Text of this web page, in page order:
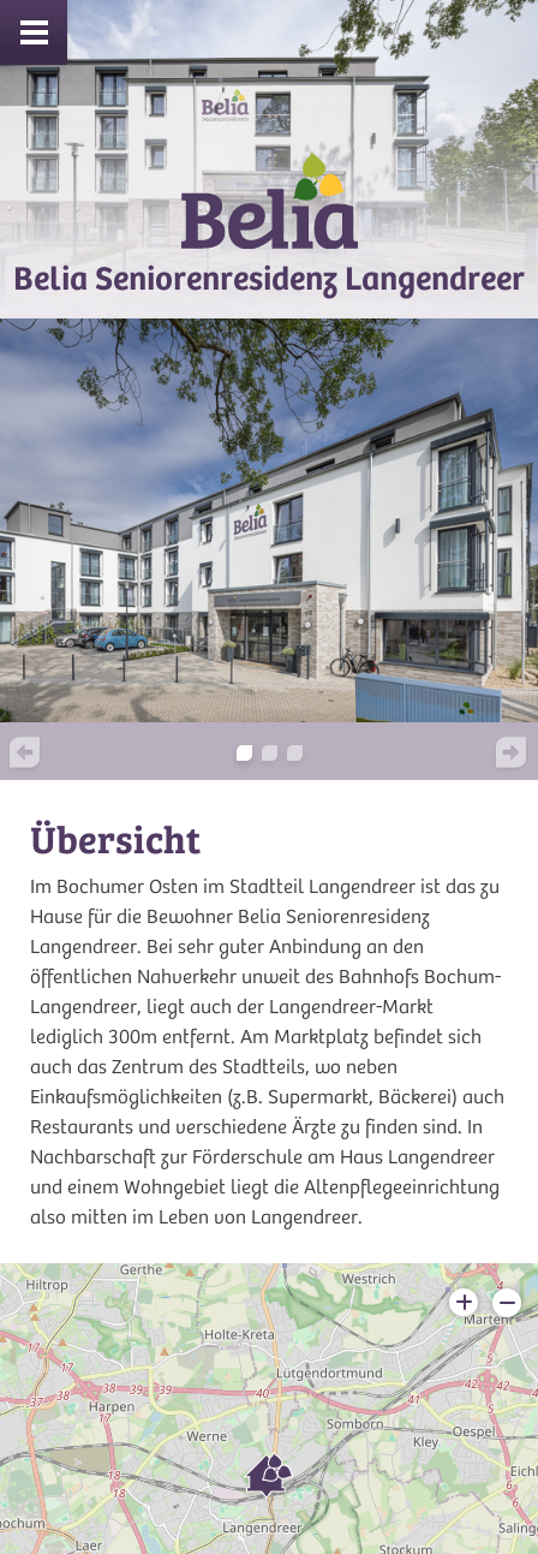
Belia Seniorenresidenz Langendreer
Übersicht
Im Bochumer Osten im Stadtteil Langendreer ist das zu
Hause für die Bewohner Belia Seniorenresidenz
Langendreer. Bei sehr guter Anbindung an den
öffentlichen Nahverkehr unweit des Bahnhofs Bochum-
Langendreer, liegt auch der Langendreer-Markt
lediglich 300m entfernt. Am Marktplatz befindet sich
auch das Zentrum des Stadtteils, wo neben
Einkaufsmöglichkeiten (z.B. Supermarkt, Bäckerei) auch
Restaurants und verschiedene Ärzte zu finden sind. In
Nachbarschaft zur Förderschule am Haus Langendreer
und einem Wohngebiet liegt die Altenpflegeeinrichtung
also mitten im Leben von Langendreer.